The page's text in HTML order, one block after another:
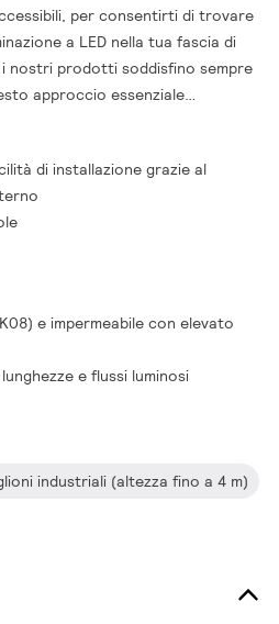
per consentirti di trovare
a LED nella tua fascia di
nostri prodotti soddisfino sempre
approccio essenziale
convenienza ed
per le applicazioni più
impermeabile LEDINAIRE
economica a LED a
negli ambienti umidi e polverosi.
di installazione grazie al
e impermeabile con elevato
e flussi luminosi
industriali (altezza fino a 4 m)